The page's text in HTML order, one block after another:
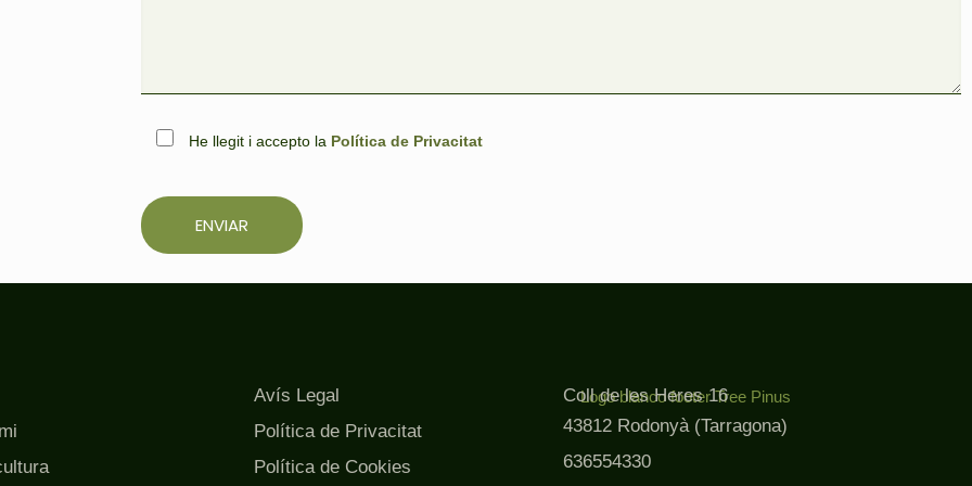
He llegit i accepto la Política de Privacitat
Please
leave
Avís Legal
Política de Privacitat
Política de Cookies
Coll de les Heres 16
43812 Rodonyà (Tarragona)
636554330